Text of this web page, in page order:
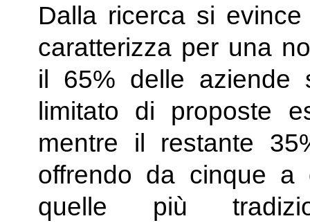
Dalla ricerca si
caratterizza per una
il 65% delle aziende
limitato di proposte
mentre il restante
offrendo da cinque a
quelle più